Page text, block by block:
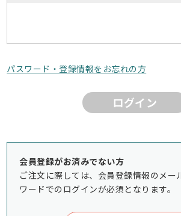
パスワード・登録情報をお忘れの方
ログイン
会員登録がお済みでない方
ご注文に際しては、会員登録情報のメー
ワードでのログインが必須となります。